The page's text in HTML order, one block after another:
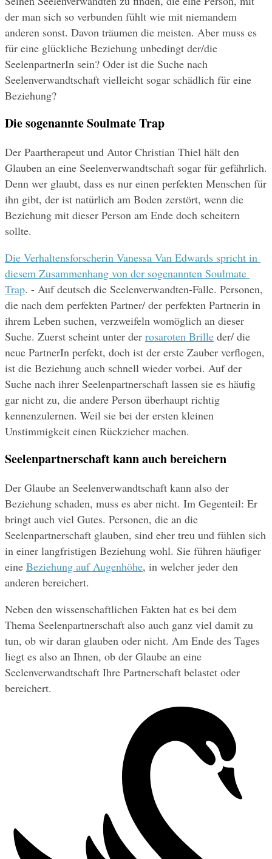
der man sich so verbunden fühlt wie mit niemandem
anderen sonst. Davon träumen die meisten. Aber muss es
für eine glückliche Beziehung unbedingt der/die
SeelenpartnerIn sein? Oder ist die Suche nach
Seelenverwandtschaft vielleicht sogar schädlich für eine
Beziehung?
Die sogenannte Soulmate Trap
Der Paartherapeut und Autor Christian Thiel hält den
Glauben an eine Seelenverwandtschaft sogar für gefährlich.
Denn wer glaubt, dass es nur einen perfekten Menschen für
ihn gibt, der ist natürlich am Boden zerstört, wenn die
Beziehung mit dieser Person am Ende doch scheitern
sollte.
Die Verhaltensforscherin Vanessa Van Edwards spricht in
diesem Zusammenhang von der sogenannten Soulmate
Trap. - Auf deutsch die Seelenverwandten-Falle. Personen,
die nach dem perfekten Partner/ der perfekten Partnerin in
ihrem Leben suchen, verzweifeln womöglich an dieser
Suche. Zuerst scheint unter der rosaroten Brille der/ die
neue PartnerIn perfekt, doch ist der erste Zauber verflogen,
ist die Beziehung auch schnell wieder vorbei. Auf der
Suche nach ihrer Seelenpartnerschaft lassen sie es häufig
gar nicht zu, die andere Person überhaupt richtig
kennenzulernen. Weil sie bei der ersten kleinen
Unstimmigkeit einen Rückzieher machen.
Seelenpartnerschaft kann auch bereichern
Der Glaube an Seelenverwandtschaft kann also der
Beziehung schaden, muss es aber nicht. Im Gegenteil: Er
bringt auch viel Gutes. Personen, die an die
Seelenpartnerschaft glauben, sind eher treu und fühlen sich
in einer langfristigen Beziehung wohl. Sie führen häufiger
eine Beziehung auf Augenhöhe, in welcher jeder den
anderen bereichert.
Neben den wissenschaftlichen Fakten hat es bei dem
Thema Seelenpartnerschaft also auch ganz viel damit zu
tun, ob wir daran glauben oder nicht. Am Ende des Tages
liegt es also an Ihnen, ob der Glaube an eine
Seelenverwandtschaft Ihre Partnerschaft belastet oder
bereichert.